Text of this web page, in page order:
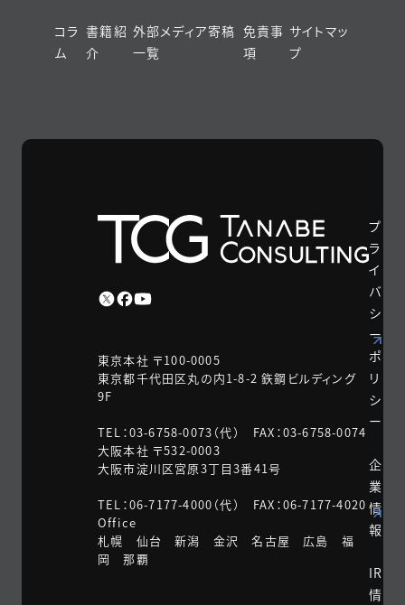
コラ
ム
書籍紹
介
外部メディア寄稿
一覧
免責事
項
サイトマッ
プ
東京本社 〒100-0005
東京都千代田区丸の内1-8-2 鉃鋼ビルディング
9F
TEL：03-6758-0073（代） FAX：03-6758-0074
大阪本社 〒532-0003
大阪市淀川区宮原3丁目3番41号
TEL：06-7177-4000（代） FAX：06-7177-4020
Office
札幌 仙台 新潟 金沢 名古屋 広島 福
岡 那覇
プ
ラ
イ
バ
シ
ー
ポ
リ
シ
ー
企
業
情
報
IR
情